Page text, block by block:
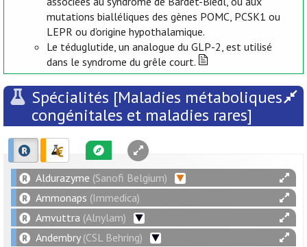
mutations bialléliques des gènes POMC, PCSK1 ou
LEPR ou d’origine hypothalamique.
Le téduglutide, un analogue du GLP-2, est utilisé
dans le syndrome du grêle court.
Spécialités [Maladies métaboliques
congénitales et maladies rares]
Aldurazyme (Sanofi Belgium)
Ammonaps (Immedica)
Amvuttra (Alnylam)
Andembry(CSL Behring)